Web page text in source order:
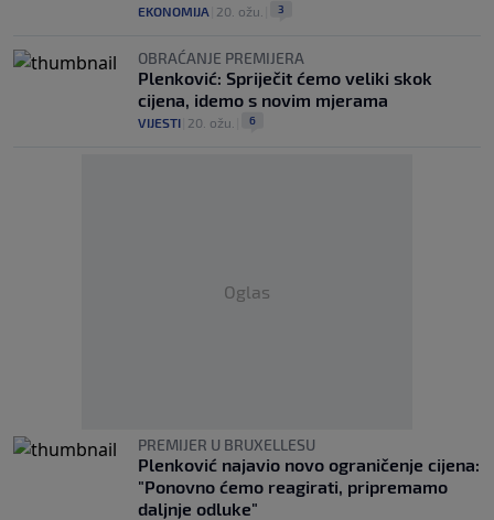
EKONOMIJA 20. ožu. 3
OBRAĆANJE PREMIJERA
Plenković: Spriječit ćemo veliki skok
cijena, idemo s novim mjerama
VIJESTI 20. ožu. 6
Oglas
PREMIJER U BRUXELLESU
Plenković najavio novo ograničenje cijena:
"Ponovno ćemo reagirati, pripremamo
daljnje odluke"